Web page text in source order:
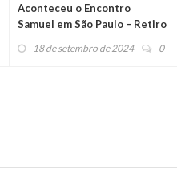
Aconteceu o Encontro
Samuel em São Paulo – Retiro
Misericórdia
18 de setembro de 2024 0